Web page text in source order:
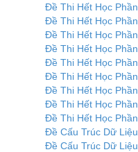
Đề Thi Hết Học
Đề Thi Hết Học
Đề Thi Hết Học
Đề Thi Hết Học
Đề Thi Hết Học
Đề Thi Hết Học
Đề Thi Hết Học
Đề Thi Hết Học
Đề Thi Hết Học
Đề Cấu Trúc Dữ
Đề Cấu Trúc Dữ